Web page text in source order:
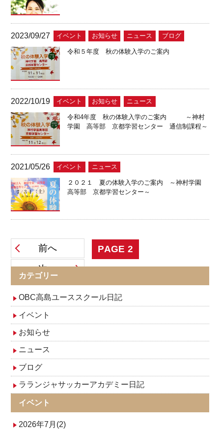
2023/09/27 イベント お知らせ ニュース ブログ
令和５年度 秋の体験入学のご案内
2022/10/19 イベント お知らせ ニュース
令和4年度 秋の体験入学のご案内 ～神村
学園 高等部 京都学習センター 通信制課程～
2021/05/26 イベント ニュース
２０２１ 夏の体験入学のご案内 ～神村学園
高等部 京都学習センター～
投
稿
ナ
ビ
ゲ
ー
シ
ョ
前へ PAGE 2
次へ
カテゴリー
OBC高島ユーススクール日記
イベント
お知らせ
ニュース
ブログ
ラランジャサッカーアカデミー日記
イベント
2026年7月(2)